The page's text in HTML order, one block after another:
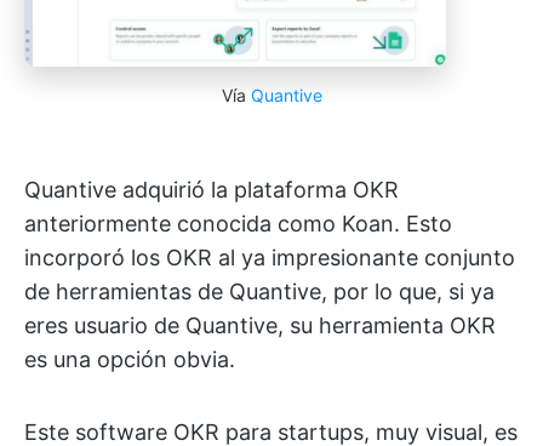
Vía Quantive
Quantive adquirió la plataforma OKR
anteriormente conocida como Koan. Esto
incorporó los OKR al ya impresionante conjunto
de herramientas de Quantive, por lo que, si ya
eres usuario de Quantive, su herramienta OKR
es una opción obvia.
Este software OKR para startups, muy visual, es